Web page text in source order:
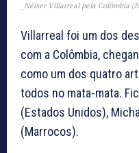
_Néiser Villarreal pela Colômbia
Villarreal foi um dos
com a Colômbia,
como um dos quatro
todos no mata-mata.
(Estados Unidos),
(Marrocos).